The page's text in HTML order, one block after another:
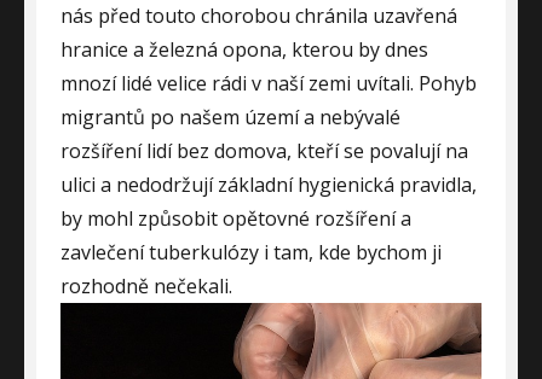
nás před touto chorobou chránila uzavřená
hranice a železná opona, kterou by dnes
mnozí lidé velice rádi v naší zemi uvítali. Pohyb
migrantů po našem území a nebývalé
rozšíření lidí bez domova, kteří se povalují na
ulici a nedodržují základní hygienická pravidla,
by mohl způsobit opětovné rozšíření a
zavlečenítuberkulózy i tam, kde bychom ji
rozhodně nečekali.